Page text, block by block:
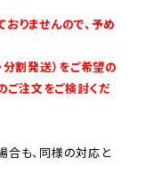
りませんので、予め
分割発送）をご希望の
ご注文をご検討くだ
も、同様の対応と